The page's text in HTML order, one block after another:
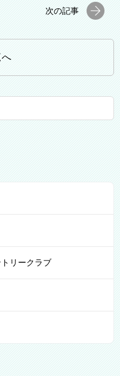
次の記事
リークラブ